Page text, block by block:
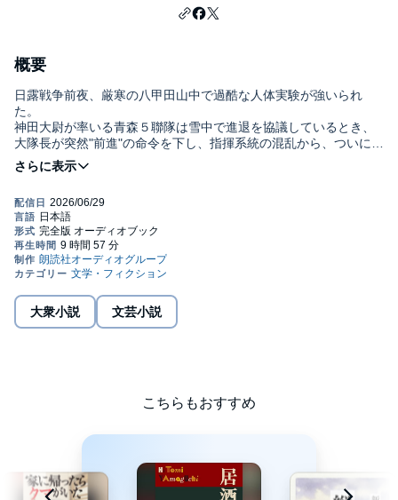
概要
日露戦争前夜、厳寒の八甲田山中で過酷な人体実験が強いられ
た。
神田大尉が率いる青森５聯隊は雪中で進退を協議しているとき、
大隊長が突然"前進"の命令を下し、指揮系統の混乱から、ついには
１９９名の死者を出す。
福島大尉が率いる少数精鋭の弘前３１聯隊は２１０余キロ、１１
２隊を対比して、組織とリーダーのあり方を問い、自然と人間の
闘いを描いた名作。
©1971 新田 次郎 (P)2026 株式会社朗読社
大衆小説 文芸小説
こちらもおすすめ